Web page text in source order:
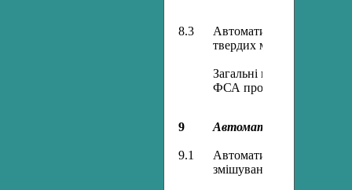
8.3
Автоматизація процесів
твердих матеріалів.
Загальні відомості.
ФСА процесів дозування
9
9.1
Автоматизація
Автоматизація
змішування рідин.